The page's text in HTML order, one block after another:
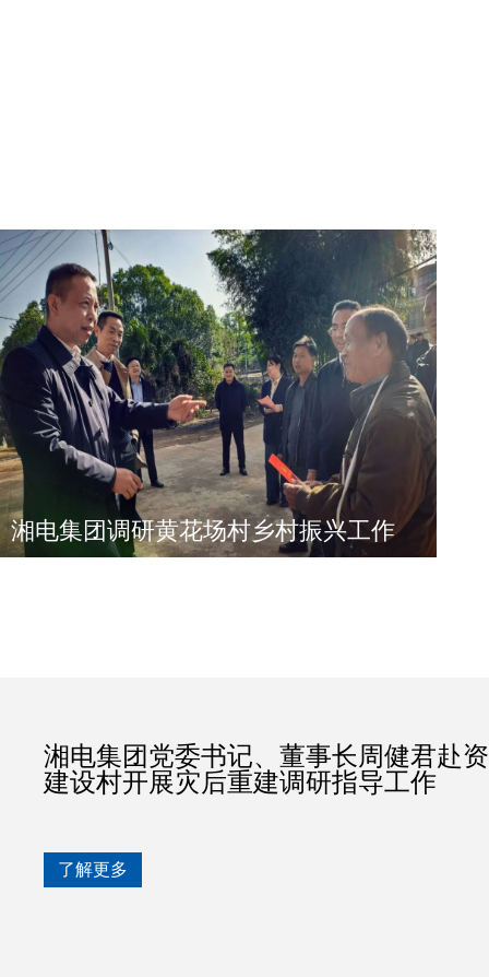
湘电集团调研黄花场村乡村振兴工作
湘电集团党委书记、董事长周健君赴
建设村开展灾后重建调研指导工作
了解更多